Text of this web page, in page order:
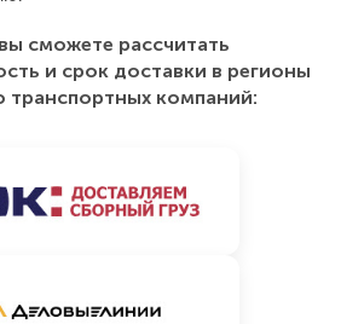
вы сможете рассчитать
и срок доставки в регионы
компаний: